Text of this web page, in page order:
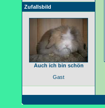
Zufallsbild
Auch ich bin schön
Gast